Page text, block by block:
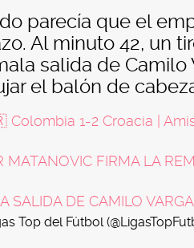
parecía que el
Al minuto 42, un
salida de
el balón de
Colombia 1-2 Croacia |
MATANOVIC FIRMA LA
SALIDA DE CAMILO
Top del Fútbol